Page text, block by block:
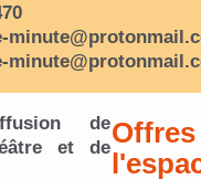
de
et de